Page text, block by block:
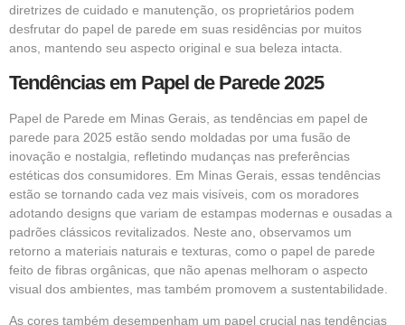
diretrizes de cuidado e manutenção, os proprietários podem
desfrutar do papel de parede em suas residências por muitos
anos, mantendo seu aspecto original e sua beleza intacta.
Tendências em Papel de Parede 2025
Papel de Parede em Minas Gerais, as tendências em papel de
parede para 2025 estão sendo moldadas por uma fusão de
inovação e nostalgia, refletindo mudanças nas preferências
estéticas dos consumidores. Em Minas Gerais, essas tendências
estão se tornando cada vez mais visíveis, com os moradores
adotando designs que variam de estampas modernas e ousadas a
padrões clássicos revitalizados. Neste ano, observamos um
retorno a materiais naturais e texturas, como o papel de parede
feito de fibras orgânicas, que não apenas melhoram o aspecto
visual dos ambientes, mas também promovem a sustentabilidade.
As cores também desempenham um papel crucial nas tendências